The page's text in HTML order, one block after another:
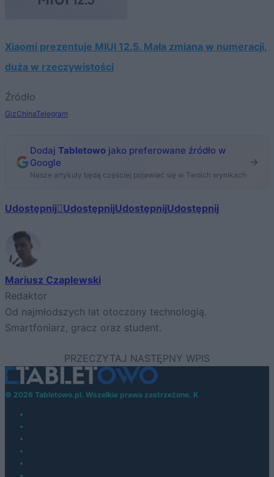
Xiaomi prezentuje MIUI 12.5. Mała zmiana w numeracji,
duża w rzeczywistości
Źródło
GizChinaTelegram
Dodaj Tabletowo jako preferowane źródło w
Google
Nasze artykuły będą częściej pojawiać się w Twoich wynikach
Udostępnij UdostępnijUdostępnijUdostępnij
Mariusz Czaplewski
Redaktor
Od najmłodszych lat otoczony technologią.
Smartfoniarz, gracz oraz student.
© 2026 Tabletowo.pl. Wszelkie prawa zastrzeżone. K